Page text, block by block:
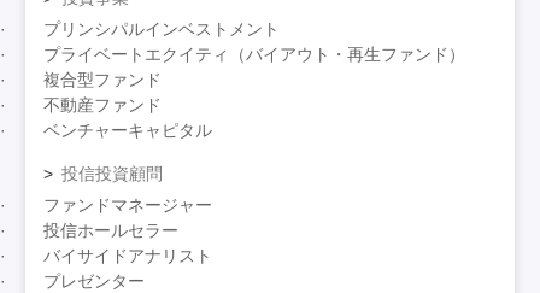
プリンシパルインベストメント
プライベートエクイティ（バイアウト・再生ファンド）
複合型ファンド
不動産ファンド
ベンチャーキャピタル
投信投資顧問
ファンドマネージャー
投信ホールセラー
バイサイドアナリスト
プレゼンター